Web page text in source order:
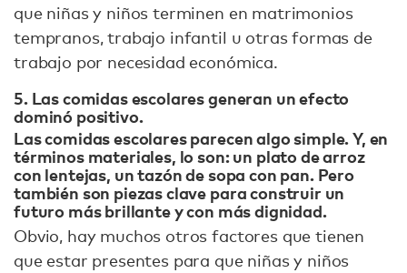
que niñas y niños terminen en matrimonios
tempranos, trabajo infantil u otras formas de
trabajo por necesidad económica.
5. Las comidas escolares generan un efecto
dominó positivo.
Las comidas escolares parecen algo simple. Y, en
términos materiales, lo son: un plato de arroz
con lentejas, un tazón de sopa con pan. Pero
también son piezas clave para construir un
futuro más brillante y con más dignidad.
Obvio, hay muchos otros factores que tienen
que estar presentes para que niñas y niños